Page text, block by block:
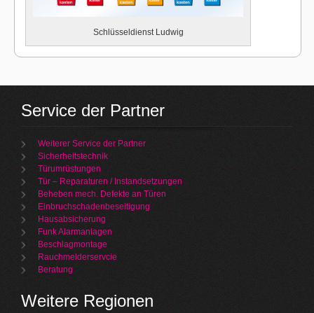
Schlüsseldienst Ludwig
Service der Partner
Weiterer Service der Partner
Sicherheitstechnik
Türumrüstungen
Tür – Reparaturen / Instandsetzungen
Beheben mech. Defekte an Türen
Einbruchschadenbeseitigung
Hausabsicherung
Funk Alarmanlagen
Beschlagmontage
Rauchmelderservcie
Beratung
Weitere Regionen